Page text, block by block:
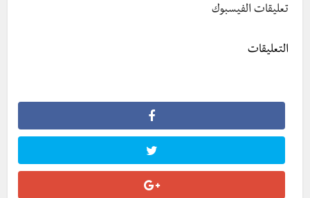
تعليقات الفيسبوك
التعليقات